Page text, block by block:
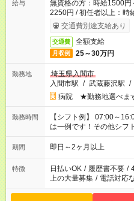
給与
無資格の方：時給1500
2250円 / 初任者以上：時
交通費別途支給あり
交通費 全額支給
月収例 25～30万円
勤務地
埼玉県入間市
入間市駅 / 武蔵藤沢駅 /
病院 ★勤務地選べま
勤務時間
【シフト例】 07:00～
は一例です！その他シフ
期間 即日～2ヶ月以上
特徴 日払いOK / 履歴書不要 /
上の大量募集 / 電話対応